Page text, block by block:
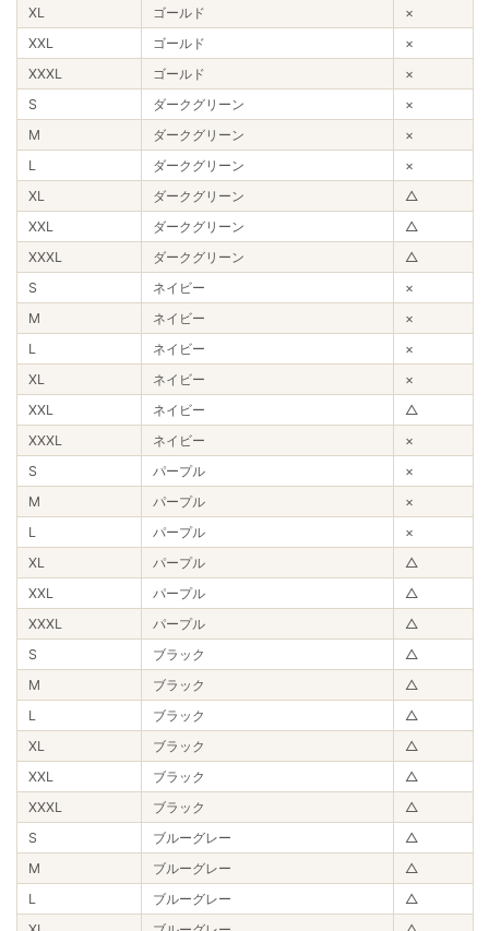
XL
ゴールド
×
XXL
ゴールド
×
XXXL
ゴールド
×
S
ダークグリーン
×
M
ダークグリーン
×
L
ダークグリーン
×
XL
ダークグリーン
△
XXL
ダークグリーン
△
XXXL
ダークグリーン
△
S
ネイビー
×
M
ネイビー
×
L
ネイビー
×
XL
ネイビー
×
XXL
ネイビー
△
XXXL
ネイビー
×
S
パープル
×
M
パープル
×
L
パープル
×
XL
パープル
△
XXL
パープル
△
XXXL
パープル
△
S
ブラック
△
M
ブラック
△
L
ブラック
△
XL
ブラック
△
XXL
ブラック
△
XXXL
ブラック
△
S
ブルーグレー
△
M
ブルーグレー
△
L
ブルーグレー
△